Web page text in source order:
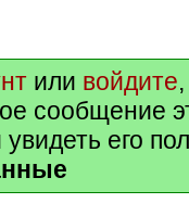
или войдите
сообщение
его